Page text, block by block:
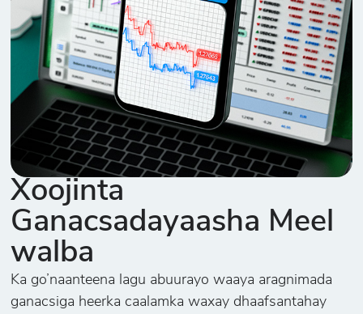
Xoojinta
Ganacsadayaasha Meel
walba
Ka go’naanteena lagu abuurayo waaya aragnimada
ganacsiga heerka caalamka waxay dhaafsantahay